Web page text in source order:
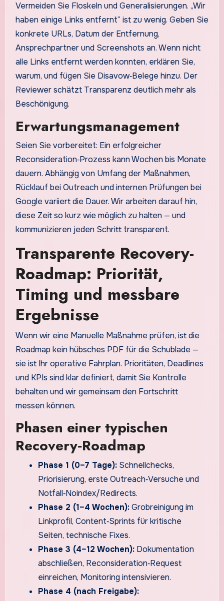
Vermeiden Sie Floskeln und Generalisierungen. „Wir
haben einige Links entfernt“ ist zu wenig. Geben Sie
konkrete URLs, Datum der Entfernung,
Ansprechpartner und Screenshots an. Wenn nicht
alle Links entfernt werden konnten, erklären Sie,
warum, und fügen Sie Disavow‑Belege hinzu. Der
Reviewer schätzt Transparenz deutlich mehr als
Beschönigung.
Erwartungsmanagement
Seien Sie vorbereitet: Ein erfolgreicher
Reconsideration‑Prozess kann Wochen bis Monate
dauern. Abhängig von Umfang der Maßnahmen,
Rücklauf bei Outreach und internen Prüfungen bei
Google variiert die Dauer. Wir arbeiten darauf hin,
diese Zeit so kurz wie möglich zu halten — und
kommunizieren jeden Schritt transparent.
Transparente Recovery-
Roadmap: Priorität,
Timing und messbare
Ergebnisse
Wenn wir eine Manuelle Maßnahme prüfen, ist die
Roadmap kein hübsches PDF für die Schublade —
sie ist Ihr operative Fahrplan. Prioritäten, Deadlines
und KPIs sind klar definiert, damit Sie Kontrolle
behalten und wir gemeinsam den Fortschritt
messen können.
Phasen einer typischen
Recovery‑Roadmap
Phase 1 (0–7 Tage): Schnellchecks,
Priorisierung, erste Outreach‑Versuche und
Notfall‑Noindex/Redirects.
Phase 2 (1–4 Wochen):Grobreinigung im
Linkprofil, Content‑Sprints für kritische
Seiten, technische Fixes.
Phase 3 (4–12 Wochen): Dokumentation
abschließen, Reconsideration‑Request
einreichen, Monitoring intensivieren.
Phase 4 (nach Freigabe):